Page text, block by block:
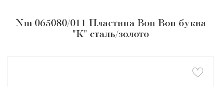
Nm 065080/011 Пластина Bon Bon буква
"K" сталь/золото